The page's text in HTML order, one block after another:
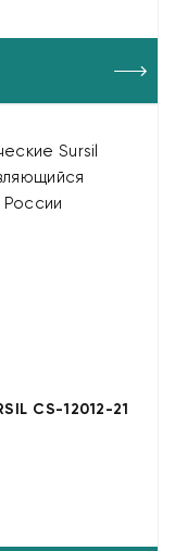
CS-12012-21